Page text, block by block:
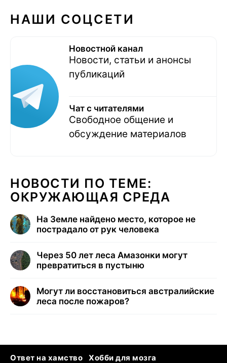
НАШИ СОЦСЕТИ
Новостной канал
Новости, статьи и анонсы
публикаций
Чат с читателями
Свободное общение и
обсуждение материалов
НОВОСТИ ПО ТЕМЕ:
ОКРУЖАЮЩАЯ СРЕДА
На Земле найдено место, которое не
пострадало от рук человека
Через 50 лет леса Амазонки могут
превратиться в пустыню
Могут ли восстановиться австралийские
леса после пожаров?
Ответ на хамство
Хобби для мозга